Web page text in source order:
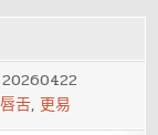
20260422
唇舌, 更易